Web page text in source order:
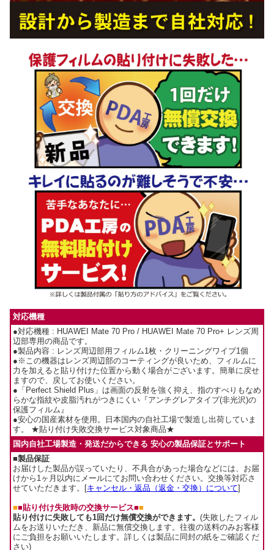
対応機種
●対応機種 : HUAWEI Mate 70 Pro / HUAWEI Mate 70 Pro+ レンズ周
辺部専用の商品です。
●製品内容 : レンズ周辺部用フィルム1枚・クリーニングワイプ1個
●※この機器はレンズ周辺部のコーティングが良いため、フィルムに
力を加えると貼り付けた位置から動く場合がございます。簡単に戻せ
ますので、戻してお使いください。
●「Perfect Shield Plus」は画面の反射を強く抑え、指のすべりもなめ
らかな指紋や皮脂汚れがつきにくい『アンチグレアタイプ(非光沢)の
保護フィルム』
●安心の国産素材を使用。日本国内の自社工場で製造し出荷していま
す。 ★貼り付け失敗交換サービス対象商品★
国内自社工場製造・発送だからできる 安心の製品保証とサポート
■製品保証
お届けした製品が誤っていたり、不具合があった場合などには、お届
けから1ヶ月以内にメールにてお問い合わせください。交換等対応さ
せていただきます。[キャンセル・返品（返金・交換）について]
■■貼り付け失敗時の交換サービス■■
貼り付けに失敗しても1回だけ無償交換ができます。 (失敗したフィル
ムをお送りいただき、新品に無償交換します。往復の送料のみお客様
にご負担をお願いいたします。詳しくは製品に同封の紙をご確認くだ
さい)